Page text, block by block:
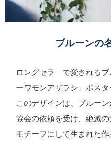
ブルーンの
ロングセラーで愛される
ーワモンアザラシ」ポス
このデザインは、ブルー
協会の依頼を受け、絶滅
モチーフにして生まれた作